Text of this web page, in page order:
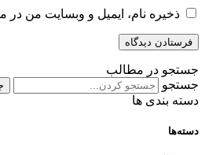
ذخیره نام، ایمیل و وبسایت من در
جستجو در مطالب
جستجو
دسته بندی ها
دسته‌ها